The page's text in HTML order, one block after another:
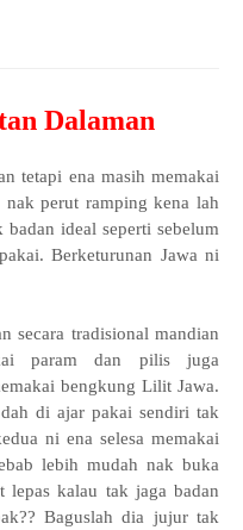
Dalaman
tetapi ena masih memakai
perut ramping kena lah
ideal seperti sebelum
Berketurunan Jawa ni
secara tradisional mandian
param dan pilis juga
bengkung Lilit Jawa.
di ajar pakai sendiri tak
ni ena selesa memakai
lebih mudah nak buka
kalau tak jaga badan
Baguslah dia jujur tak